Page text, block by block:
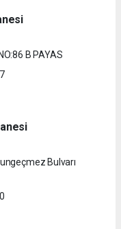
B PAYAS
Bulvarı